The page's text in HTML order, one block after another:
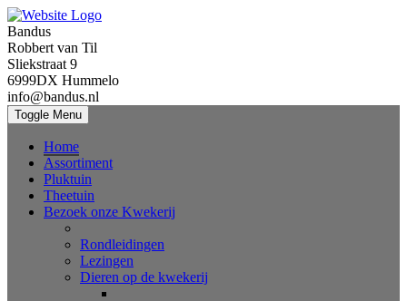
Bandus
Robbert van Til
Sliekstraat 9
6999DX Hummelo
info@bandus.nl
Toggle Menu
Home
Assortiment
Pluktuin
Theetuin
Bezoek onze Kwekerij
Rondleidingen
Lezingen
Dieren op de kwekerij